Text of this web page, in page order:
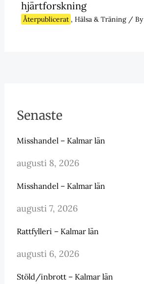
hjärtforskning
Återpublicerat , Hälsa & Träning/ By
Senaste
Misshandel – Kalmar län
augusti 8, 2026
Misshandel – Kalmar län
augusti 7, 2026
Rattfylleri – Kalmar län
augusti 6, 2026
Stöld/inbrott – Kalmar län